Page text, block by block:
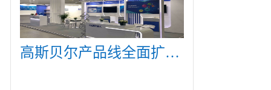
高斯贝尔产品线全面扩展，众多新产品亮相CommunicAsia 2019